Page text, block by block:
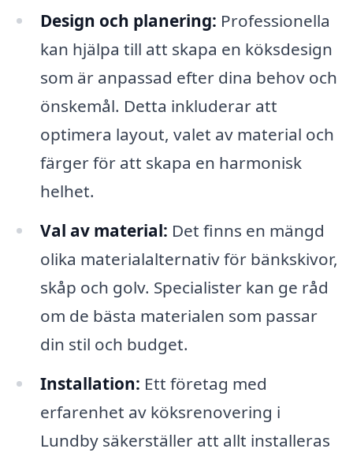
Design och planering: Professionella
kan hjälpa till att skapa en köksdesign
som är anpassad efter dina behov och
önskemål. Detta inkluderar att
optimera layout, valet av material och
färger för att skapa en harmonisk
helhet.
Val av material: Det finns en mängd
olika materialalternativ för bänkskivor,
skåp och golv. Specialister kan ge råd
om de bästa materialen som passar
din stil och budget.
Installation: Ett företag med
erfarenhet av köksrenovering i
Lundby säkerställer att allt installeras